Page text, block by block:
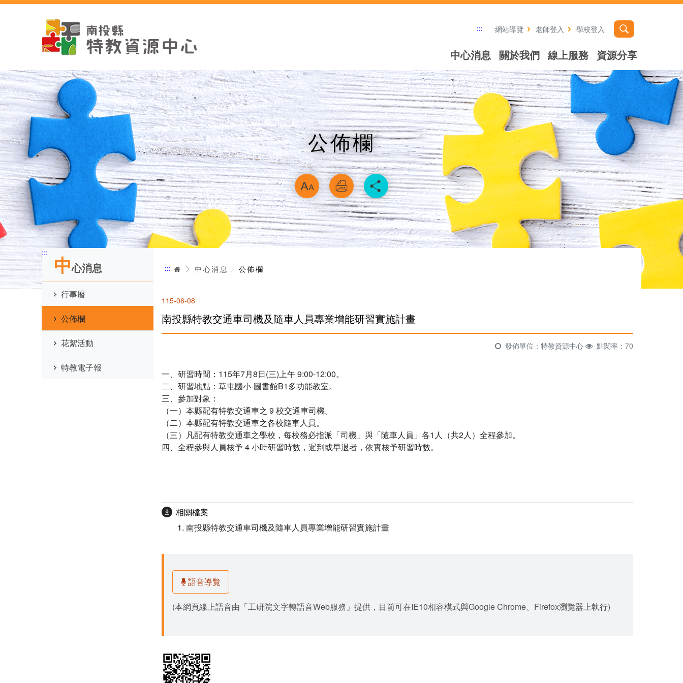
跳
::: 網站導覽 老師登入 學校登入
中心消息 關於我們 線上服務 資源分享
公佈欄
略過字型切換，社群分享工具列
中心消息
:::
行事曆
公佈欄
花絮活動
特教電子報
::: 首頁中心消息 公佈欄
115-06-08
南投縣特教交通車司機及隨車人員專業增能研習實施計畫
發佈單位：特教資源中心 點閱率：70
一、研習時間：115年7月8日(三)上午 9:00-12:00。
二、研習地點：草屯國小-圖書館B1多功能教室。
三、參加對象：
（一）本縣配有特教交通車之 9 校交通車司機。
（二）本縣配有特教交通車之各校隨車人員。
（三）凡配有特教交通車之學校，每校務必指派「司機」與「隨車人員」各1人（共2人）全程參加。
四、全程參與人員核予 4 小時研習時數，遲到或早退者，依實核予研習時數。
相關檔案
南投縣特教交通車司機及隨車人員專業增能研習實施計畫
語音導覽
(本網頁線上語音由「工研院文字轉語音Web服務」提供，目前可在IE10相容模式與Google Chrome、Firefox瀏覽器上執行)